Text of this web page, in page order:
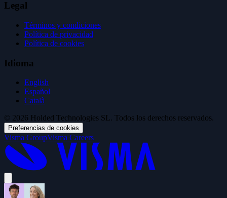
Legal
Términos y condiciones
Política de privacidad
Política de cookies
Idioma
English
Español
Català
© 2026 Holded Technologies SL. Todos los derechos reservados.
Preferencias de cookies
Visma GroupVisma Careers